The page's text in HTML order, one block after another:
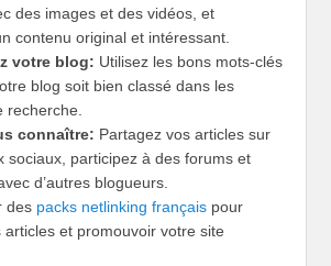
des images et des vidéos, et
contenu original et intéressant.
votre blog: Utilisez les bons mots-clés
blog soit bien classé dans les
recherche.
connaître: Partagez vos articles sur
sociaux, participez à des forums et
d’autres blogueurs.
des packs netlinking français pour
articles et promouvoir votre site